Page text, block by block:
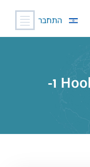
התחבר
תאימות בין תבנית Hook ו-